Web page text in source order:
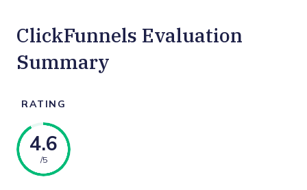
ClickFunnels Evaluation
Summary
RATING
4.6
/5